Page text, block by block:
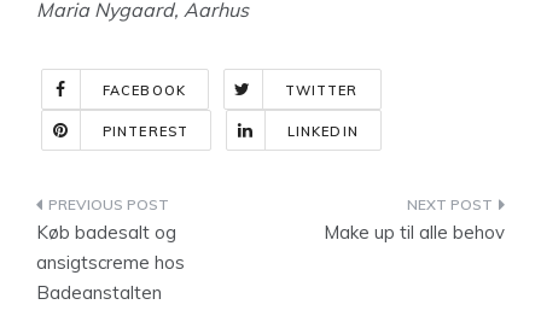
Maria Nygaard, Aarhus
FACEBOOK TWITTER
PINTEREST LINKEDIN
Indlægsnavigation
Køb badesalt og
ansigtscreme hos
Badeanstalten
Make up til alle behov